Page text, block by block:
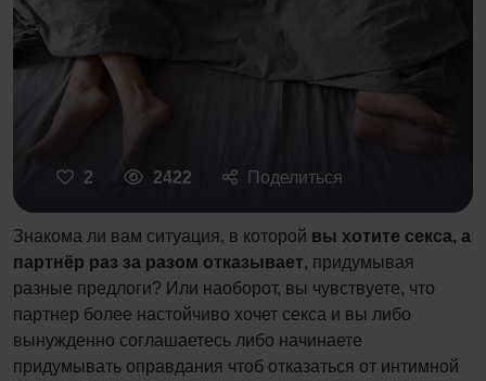
2 2422 Поделиться
Знакома ли вам ситуация, в которой вы хотите секса, а
партнёр раз за разом отказывает, придумывая
разные предлоги? Или наоборот, вы чувствуете, что
партнер более настойчиво хочет секса и вы либо
вынужденно соглашаетесь либо начинаете
придумывать оправдания чтоб отказаться от интимной